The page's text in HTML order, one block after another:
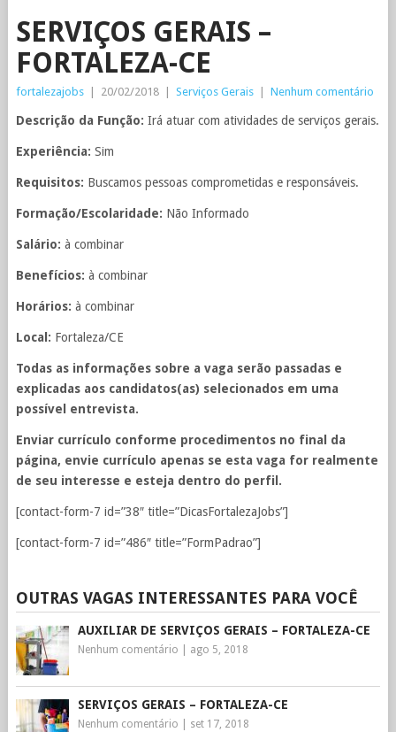
SERVIÇOS GERAIS –
FORTALEZA-CE
fortalezajobs 20/02/2018 Serviços Gerais Nenhum comentário
Descrição da Função: Irá atuar com atividades de serviços gerais.
Experiência: Sim
Requisitos: Buscamos pessoas comprometidas e responsáveis.
Formação/Escolaridade: Não Informado
Salário: à combinar
Benefícios: à combinar
Horários: à combinar
Local: Fortaleza/CE
Todas as informações sobre a vaga serão passadas e
explicadas aos candidatos(as) selecionados em uma
possível entrevista.
Enviar currículo conforme procedimentos no final da
página, envie currículo apenas se esta vaga for realmente
de seu interesse e esteja dentro do perfil.
[contact-form-7 id=”38″ title=”DicasFortalezaJobs”]
[contact-form-7 id=”486″ title=”FormPadrao”]
OUTRAS VAGAS INTERESSANTES PARA VOCÊ
AUXILIAR DE SERVIÇOS GERAIS – FORTALEZA-CE
Nenhum comentário ago 5, 2018
SERVIÇOS GERAIS – FORTALEZA-CE
Nenhum comentário set 17, 2018